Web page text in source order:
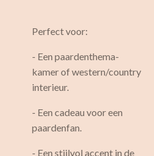
Perfect voor:
- Een paardenthema-
kamer of western/country
interieur.
- Een cadeau voor een
paardenfan.
- Een stijlvol accent in de